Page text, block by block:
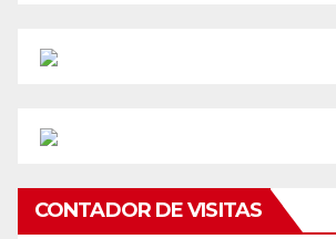
CONTADOR DE VISITAS